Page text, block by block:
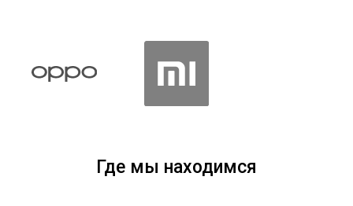
Где мы находимся